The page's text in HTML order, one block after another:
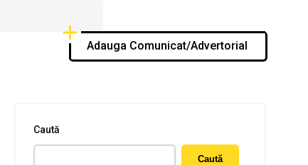
Adauga Comunicat/Advertorial
Caută
Caută